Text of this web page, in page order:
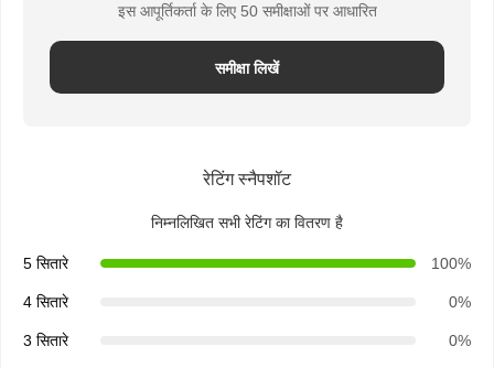
एक बार में इस्तेमाल होने वाला प्लास्टिक का कप
इस आपूर्तिकर्ता के लिए 50 समीक्षाओं पर आधारित
समीक्षा लिखें
रेटिंग स्नैपशॉट
निम्नलिखित सभी रेटिंग का वितरण है
5 सितारे 100%
4 सितारे 0%
3 सितारे 0%